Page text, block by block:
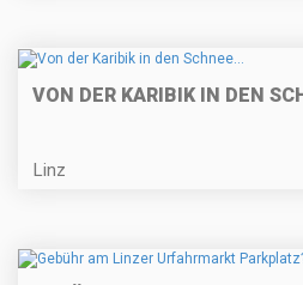
VON DER KARIBIK IN DEN
Linz